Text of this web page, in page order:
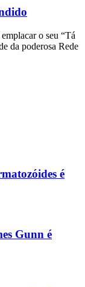
o seu “Tá
da poderosa Rede
é
Gunn é